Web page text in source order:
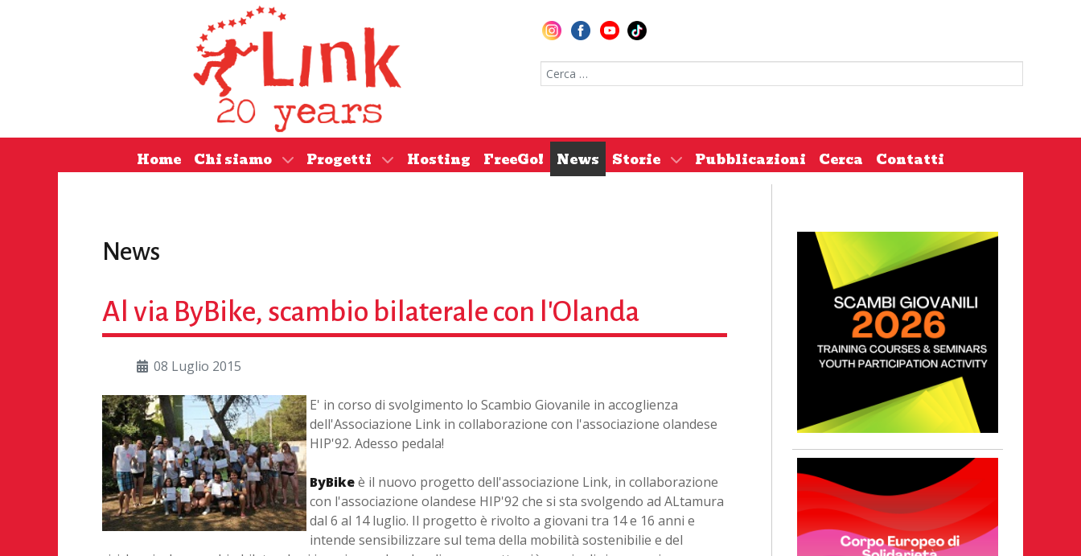
Cerca nel sito
Home Chi siamo Progetti Hosting FreeGo! News Storie Pubblicazioni Cerca Contatti
News
Al via ByBike, scambio bilaterale con l'Olanda
08 Luglio 2015
E' in corso di svolgimento lo Scambio Giovanile in accoglienza
dell'Associazione Link in collaborazione con l'associazione olandese
HIP'92. Adesso pedala!
ByBikeè il nuovo progetto dell'associazione Link, in collaborazione
con l'associazione olandese HIP'92 che si sta svolgendo ad ALtamura
dal 6 al 14 luglio. Il progetto è rivolto a giovani tra 14 e 16 anni e
intende sensibilizzare sul tema della mobilità sostenibilie e del